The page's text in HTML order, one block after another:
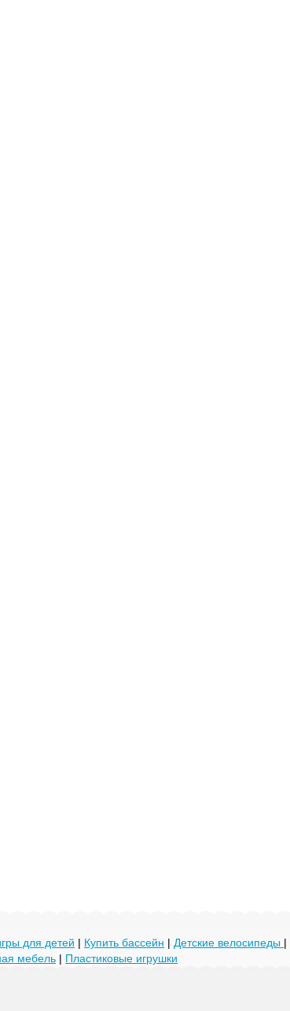
для детей | Купить бассейн | Детские велосипеды |
мебель | Пластиковые игрушки